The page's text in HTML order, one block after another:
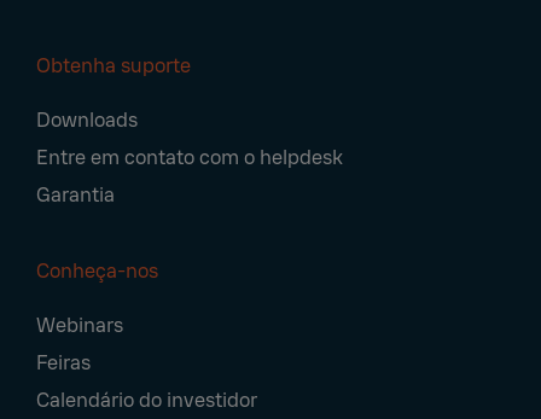
Obtenha suporte
Downloads
Entre em contato com o helpdesk
Garantia
Conheça-nos
Webinars
Feiras
Calendário do investidor